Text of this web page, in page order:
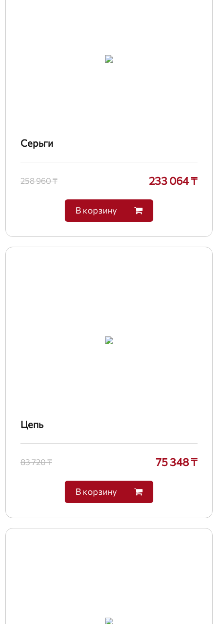
Серьги
258 960 ₸ 233 064 ₸
В корзину
Цепь
83 720 ₸ 75 348 ₸
В корзину